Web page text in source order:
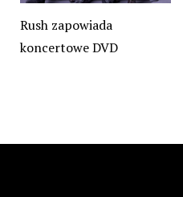
Rush zapowiada
koncertowe DVD